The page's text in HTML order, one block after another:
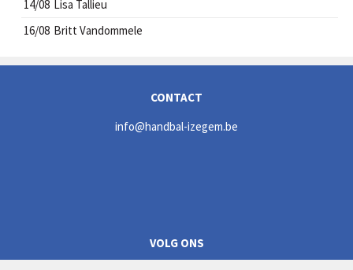
14/08 Lisa Tallieu
16/08 Britt Vandommele
CONTACT
info@handbal-izegem.be
VOLG ONS